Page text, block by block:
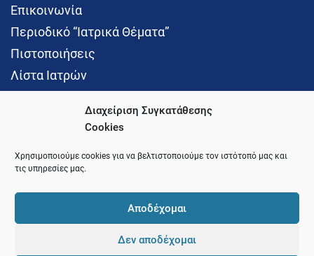
Διαχείριση Συγκατάθεσης
Cookies
Χρησιμοποιούμε cookies για να βελτιστοποιούμε τον ιστότοπό μας και
τις υπηρεσίες μας.
Αποδέχομαι
Δεν αποδέχομαι
Επικοινωνία
Περιοδικό “Ιατρικά Θέματα”
Πιστοποιήσεις
Λίστα Ιατρών
Social Media